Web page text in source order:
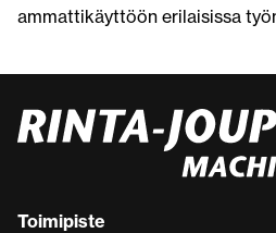
ammattikäyttöön erilaisissa
Toimipiste